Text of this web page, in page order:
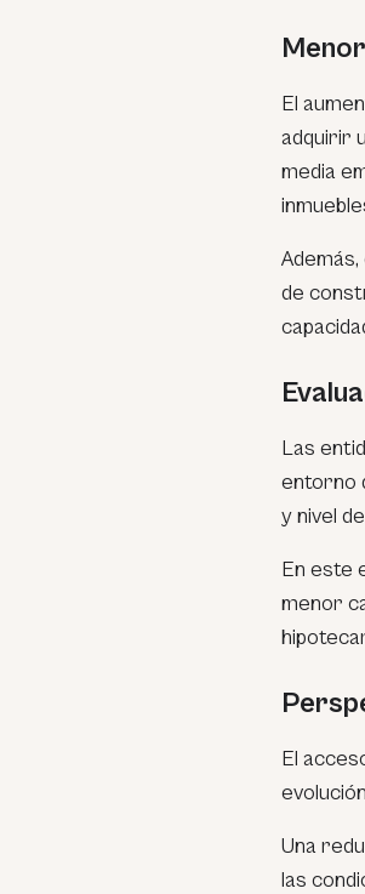
El
adquirir
media
de
Las
entorno
y nivel
En este
menor
El
Una
las